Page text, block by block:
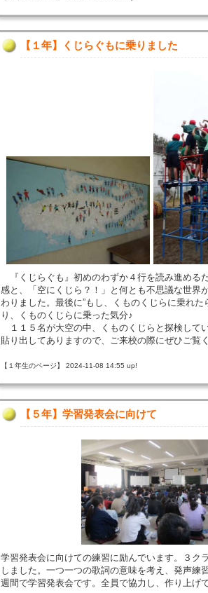
【１年】くじらぐもに乗りました
『くじらぐも』初めのわずか４行を読み進める
感と、「空にくじら？！」と何とも不思議な世界
わりました。最後に”もし、くものくじらに乗れ
り、くものくじらに乗った気分♪
１１５名が大空の中、くものくじらと探検して
貼り出してありますので、ご来校の際にぜひご覧
【１年生のページ】 2024-11-08 14:55 up!
【５年】学習発表会に向けて
学習発表会に向けての練習に励んでいます。３ク
しました。一つ一つの歌詞の意味を考え、発声練
週間で学習発表会です。全員で協力し、作り上げ